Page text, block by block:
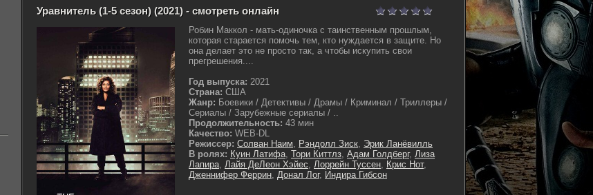
Уравнитель (1-5 сезон) (2021) - смотреть онлайн
Робин Маккол - мать-одиночка с таинственным прошлым,
которая старается помочь тем, кто нуждается в защите. Но
она делает это не просто так, а чтобы искупить свои
прегрешения....
Год выпуска: 2021
Страна: США
Жанр: Боевики / Детективы / Драмы / Криминал / Триллеры /
Сериалы / Зарубежные сериалы / ..
Продолжительность: 43 мин
Качество: WEB-DL
Режиссер: Солван Наим, Рэндолл Зиск, Эрик Ланёвилль
В ролях: Куин Латифа, Тори Киттлз, Адам Голдберг, Лиза
Лапира, Лайя ДеЛеон Хэйес, Лоррейн Туссен, Крис Нот,
Дженнифер Феррин, Донал Лог, Индира Гибсон